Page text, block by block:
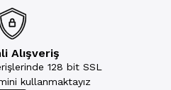
Alışveriş
128 bit SSL
kullanmaktayız